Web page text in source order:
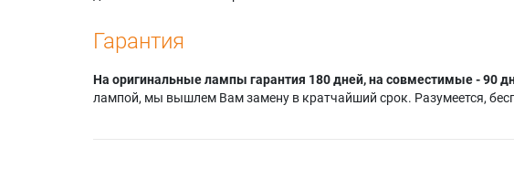
Гарантия
На оригинальные лампы гарантия 180 дней, на совместимые - 90
лампой, мы вышлем Вам замену в кратчайший срок. Разумеется,